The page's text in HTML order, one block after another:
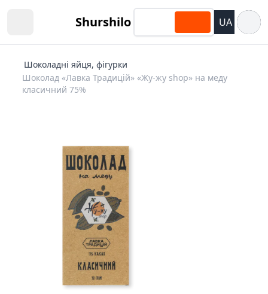
Shurshilo UA
Шоколадні яйця, фігурки
Шоколад «Лавка Традицій» «Жу-жу shop» на меду
класичний 75%